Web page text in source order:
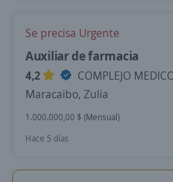
Se precisa Urgente
Auxiliar de farmacia
4,2
COMPLEJO
Maracaibo, Zulia
1.000.000,00 $ (Mensual)
Hace 5 días